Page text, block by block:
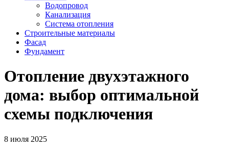
Водопровод
Канализация
Система отопления
Строительные материалы
Фасад
Фундамент
Отопление двухэтажного
дома: выбор оптимальной
схемы подключения
8 июля 2025